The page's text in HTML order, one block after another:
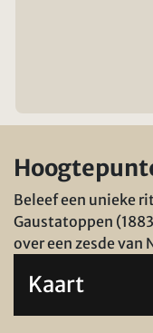
Beleef een unieke
Gaustatoppen
over een zesde van
Kaart